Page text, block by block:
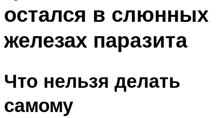
остался в слюнных
железах паразита
Что нельзя делать
самому